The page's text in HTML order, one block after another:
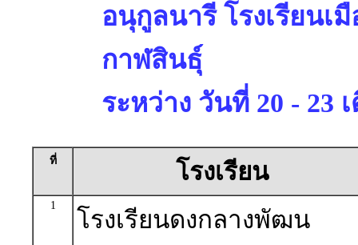
อนุกูลนารี โรงเรียนเ
กาฬสินธุ์
ระหว่าง วันที่ 20 - 23
ที่ โรงเรียน
1
โรงเรียนดงกลางพัฒน